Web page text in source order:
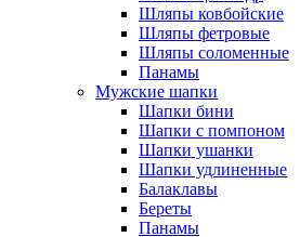
Шляпы ковбойские
Шляпы фетровые
Шляпы соломенные
Панамы
Мужские шапки
Шапки бини
Шапки с помпоном
Шапки ушанки
Шапки удлиненные
Балаклавы
Береты
Панамы